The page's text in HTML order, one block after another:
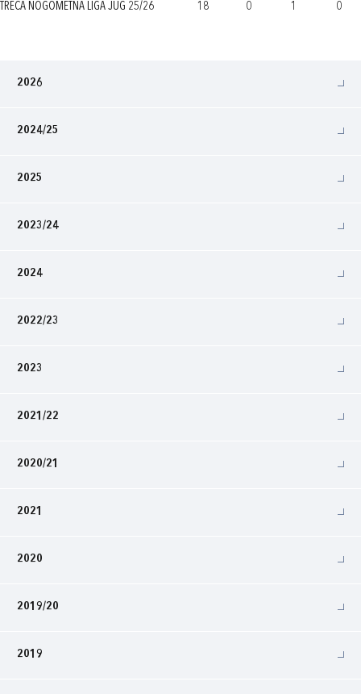
TREĆA NOGOMETNA LIGA JUG 25/26 18 0 1 0
2026
2024/25
2025
2023/24
2024
2022/23
2023
2021/22
2020/21
2021
2020
2019/20
2019